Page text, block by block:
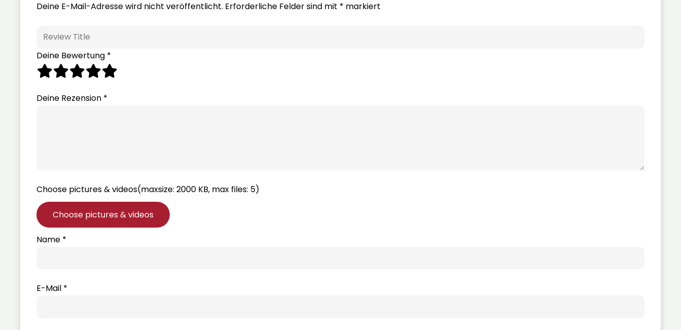
Deine E-Mail-Adresse wird nicht veröffentlicht. Erforderliche Felder sind mit * markiert
Deine Bewertung *
Deine Rezension *
Choose pictures & videos(maxsize: 2000 KB, max files: 5)
Choose pictures & videos
Name *
E-Mail *